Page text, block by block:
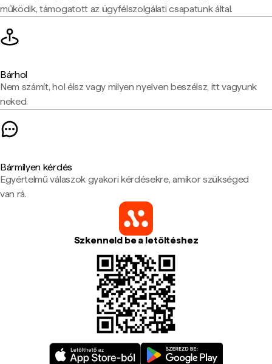
működik, támogatott az ügyfélszolgálati csapatunk által.
Bárhol
Nem számít, hol élsz vagy milyen nyelven beszélsz, itt vagyunk
neked.
Bármilyen kérdés
Egyértelmű válaszok gyakori kérdésekre, amikor szükséged
van rá.
Szkenneld be a letöltéshez